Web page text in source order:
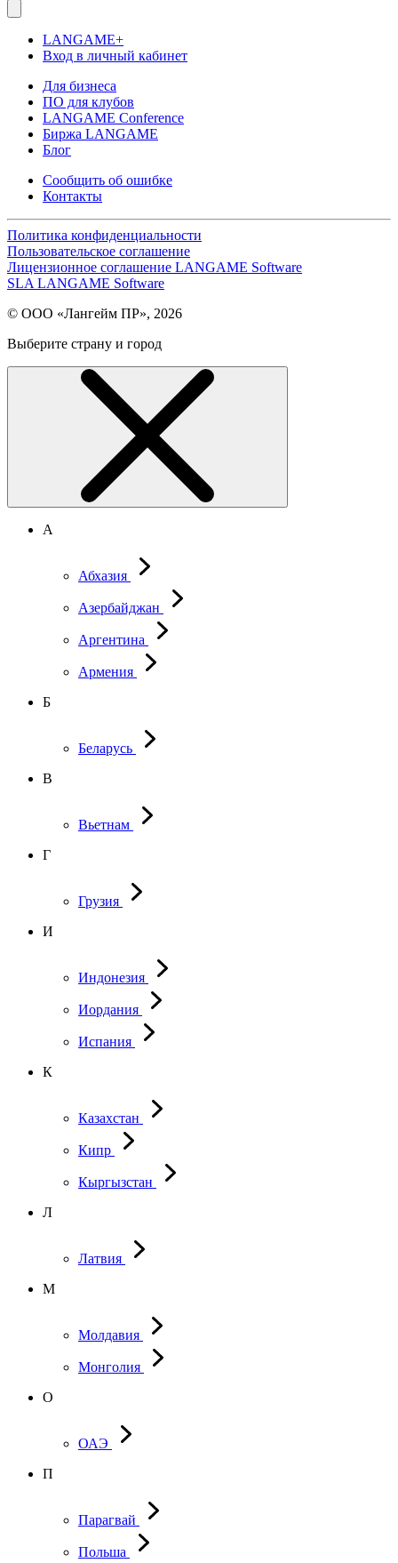
LANGAME+
Вход в личный кабинет
Для бизнеса
ПО для клубов
LANGAME Conference
Биржа LANGAME
Блог
Сообщить об ошибке
Контакты
Политика конфиденциальности
Пользовательское соглашение
Лицензионное соглашение LANGAME Software
SLA LANGAME Software
© ООО «Лангейм ПР», 2026
Выберите страну и город
А
Абхазия
Азербайджан
Аргентина
Армения
Б
Беларусь
В
Вьетнам
Г
Грузия
И
Индонезия
Иордания
Испания
К
Казахстан
Кипр
Кыргызстан
Л
Латвия
М
Молдавия
Монголия
О
ОАЭ
П
Парагвай
Польша